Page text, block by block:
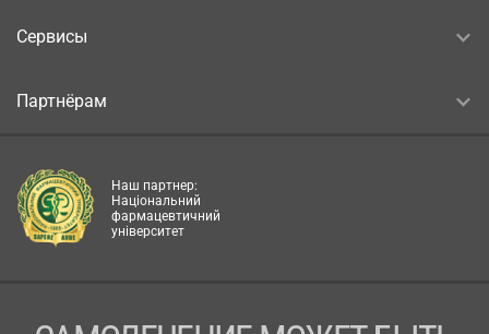
Сервисы
Партнёрам
Наш партнер:
Національний
фармацевтичний
університет